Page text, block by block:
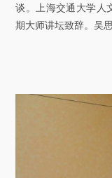
关于我们
谈。上海交通大学人
期大师讲坛致辞。吴